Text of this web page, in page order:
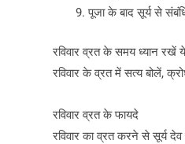
पूजा के बाद सूर्य से
रविवार व्रत के समय ध्यान रखें
रविवार के व्रत में सत्य बोलें,
रविवार व्रत के फायदे
रविवार का व्रत करने से सूर्य देव